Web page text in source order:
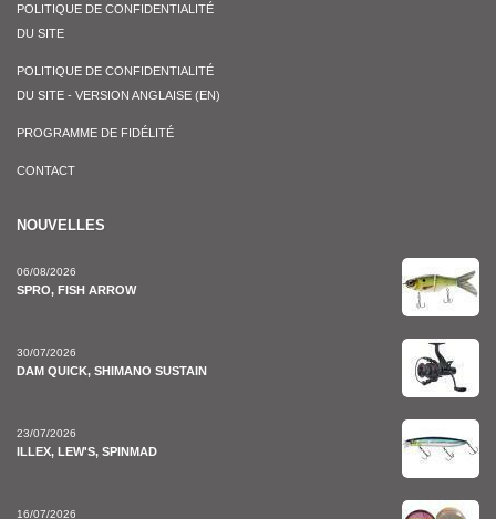
POLITIQUE DE CONFIDENTIALITÉ
DU SITE
POLITIQUE DE CONFIDENTIALITÉ
DU SITE - VERSION ANGLAISE (EN)
PROGRAMME DE FIDÉLITÉ
CONTACT
NOUVELLES
06/08/2026
SPRO, FISH ARROW
30/07/2026
DAM QUICK, SHIMANO SUSTAIN
23/07/2026
ILLEX, LEW'S, SPINMAD
16/07/2026